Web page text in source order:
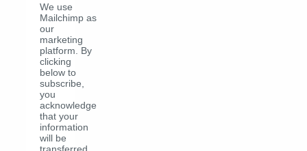
We use
Mailchimp as
our
marketing
platform. By
clicking
below to
subscribe,
you
acknowledge
that your
information
will be
transferred